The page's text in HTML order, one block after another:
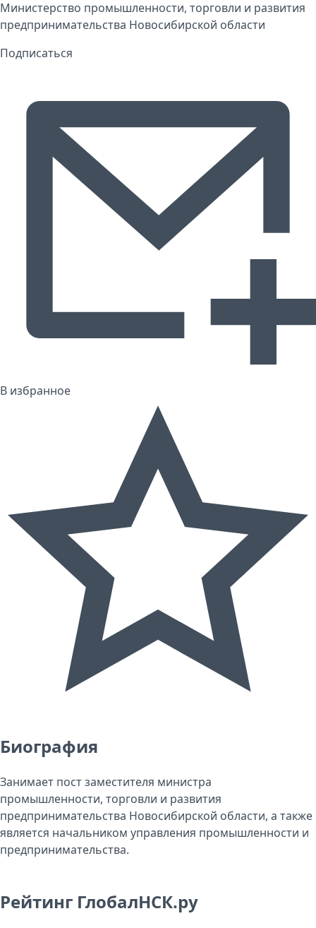
Министерство промышленности, торговли и развития
предпринимательства Новосибирской области
Подписаться
В избранное
Биография
Занимает пост заместителя министра
промышленности, торговли и развития
предпринимательства Новосибирской области, а также
является начальником управления промышленности и
предпринимательства.
Рейтинг ГлобалНСК.ру